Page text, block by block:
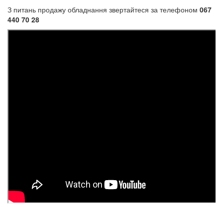
З питань продажу обладнання звертайтеся за телефоном 067
440 70 28